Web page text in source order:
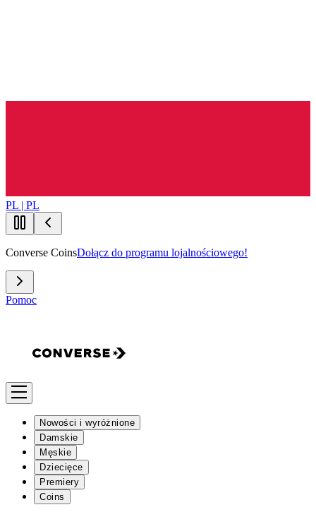
PL | PL
Converse CoinsDołącz do programu lojalnościowego!
Pomoc
Nowości i wyróżnione
Damskie
Męskie
Dziecięce
Premiery
Coins